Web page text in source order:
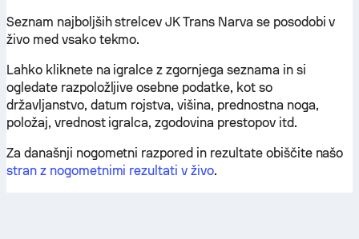
Seznam najboljših strelcev JK Trans Narva se posodobi v
živo med vsako tekmo.
Lahko kliknete na igralce z zgornjega seznama in si
ogledate razpoložljive osebne podatke, kot so
državljanstvo, datum rojstva, višina, prednostna noga,
položaj, vrednost igralca, zgodovina prestopov itd.
Za današnji nogometni razpored in rezultate obiščite našo
stran z nogometnimi rezultati v živo.